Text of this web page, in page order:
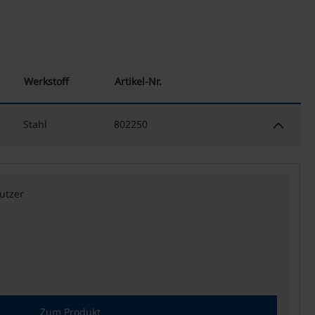
Werkstoff Artikel-Nr.
Stahl 802250 keyboard_arrow_down
Zum Produkt